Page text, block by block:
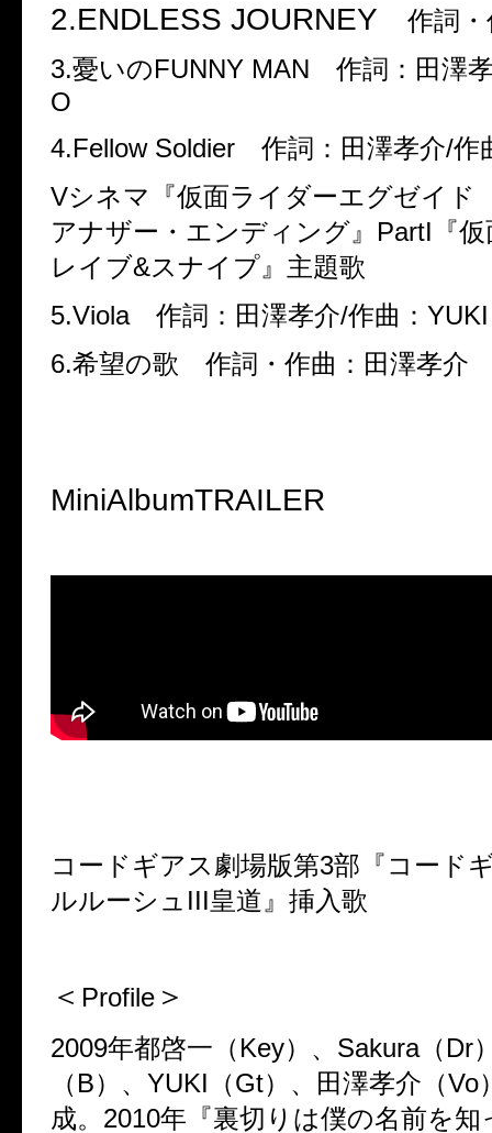
2.ENDLESS JOURNEY
作詞
3.憂いのFUNNY MAN
作詞：田澤
O
4.Fellow Soldier
作詞：田澤孝介/作
Vシネマ『仮面ライダーエグゼイド
アナザー・エンディング』 PartI 『
レイブ&スナイプ』主題歌
5.Viola
作詞：田澤孝介/作曲： YUKI
6.希望の歌 作詞・作曲：田澤孝介
MiniAlbumTRAILER
コードギアス劇場版第3部『コード
ルルーシュ III皇道』挿入歌
＜ Profile ＞
2009年都啓一（Key）、 Sakura（Dr
（B）、 YUKI （Gt）、田澤孝介（Vo
成。 2010年『裏切りは僕の名前を知